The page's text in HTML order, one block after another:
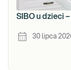
SIBO u dzieci
30 lipca